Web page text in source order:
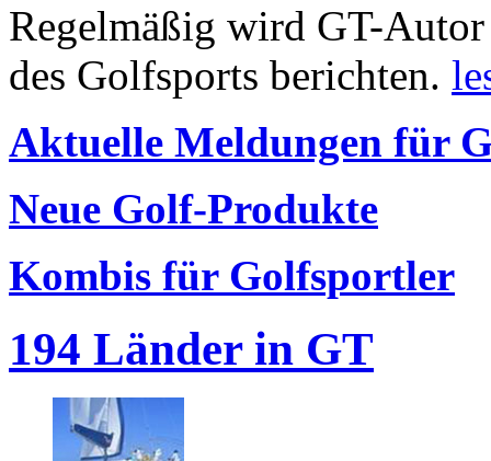
Regelmäßig wird GT-
des Golfsports berichten.
Aktuelle Meldungen für
Neue Golf-Produkte
Kombis für Golfsportler
194 Länder in GT